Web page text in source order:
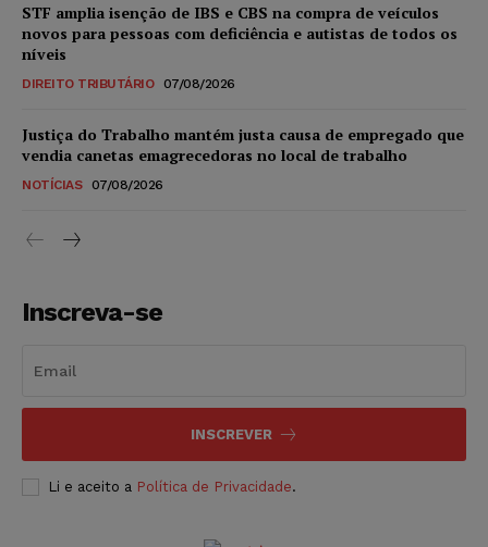
STF amplia isenção de IBS e CBS na compra de veículos
novos para pessoas com deficiência e autistas de todos os
níveis
DIREITO TRIBUTÁRIO 07/08/2026
Justiça do Trabalho mantém justa causa de empregado que
vendia canetas emagrecedoras no local de trabalho
NOTÍCIAS 07/08/2026
Inscreva-se
INSCREVER
Li e aceito a Política de Privacidade.